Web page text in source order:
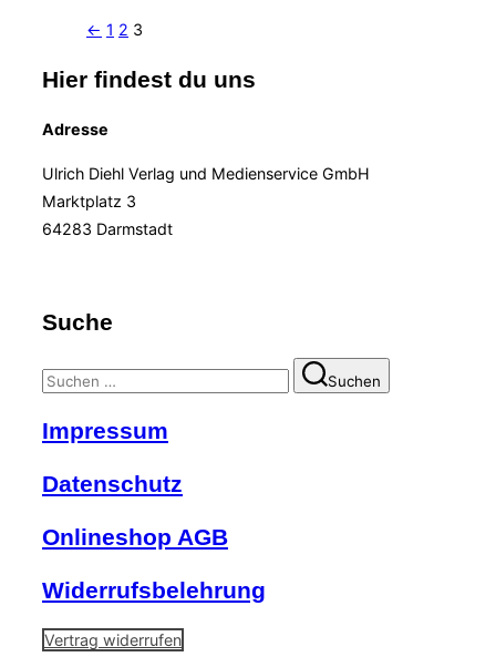
← 1 2 3
Hier findest du uns
Adresse
Ulrich Diehl Verlag und Medienservice GmbH
Marktplatz 3
64283 Darmstadt
Suche
Suchen
nach:
Suchen
Impressum
Datenschutz
Onlineshop AGB
Widerrufsbelehrung
Vertrag widerrufen